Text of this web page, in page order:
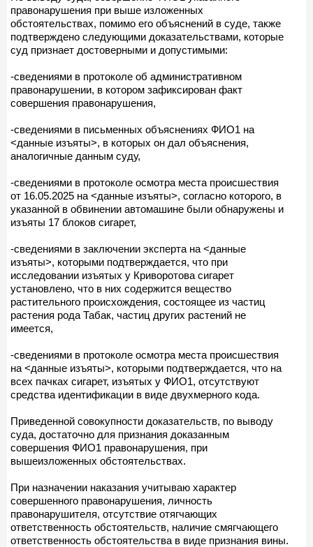
правонарушения при выше изложенных
обстоятельствах, помимо его объяснений в суде, также
подтверждено следующими доказательствами, которые
суд признает достоверными и допустимыми:
-сведениями в протоколе об административном
правонарушении, в котором зафиксирован факт
совершения правонарушения,
-сведениями в письменных объяснениях ФИО1 на
<данные изъяты>, в которых он дал объяснения,
аналогичные данным суду,
-сведениями в протоколе осмотра места происшествия
от 16.05.2025 на <данные изъяты>, согласно которого, в
указанной в обвинении автомашине были обнаружены и
изъяты 17 блоков сигарет,
-сведениями в заключении эксперта на <данные
изъяты>, которыми подтверждается, что при
исследовании изъятых у Криворотова сигарет
установлено, что в них содержится вещество
растительного происхождения, состоящее из частиц
растения рода Табак, частиц других растений не
имеется,
-сведениями в протоколе осмотра места происшествия
на <данные изъяты>, которыми подтверждается, что на
всех пачках сигарет, изъятых у ФИО1, отсутствуют
средства идентификации в виде двухмерного кода.
Приведенной совокупности доказательств, по выводу
суда, достаточно для признания доказанным
совершения ФИО1 правонарушения, при
вышеизложенных обстоятельствах.
При назначении наказания учитываю характер
совершенного правонарушения, личность
правонарушителя, отсутствие отягчающих
ответственность обстоятельств, наличие смягчающего
ответственность обстоятельства в виде признания вины.